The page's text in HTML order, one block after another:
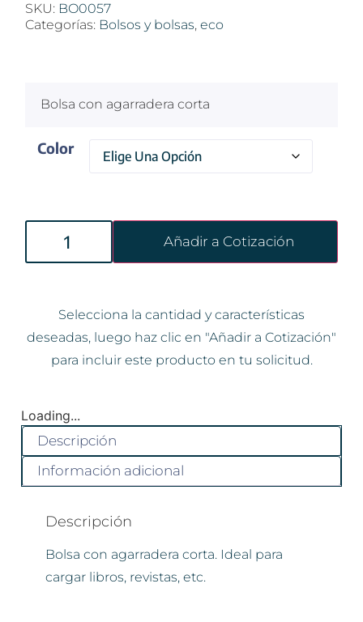
SKU: BO0057
Categorías: Bolsos y bolsas, eco
Bolsa con agarradera corta
Color
Añadir a Cotización
Selecciona la cantidad y características
deseadas, luego haz clic en "Añadir a Cotización"
para incluir este producto en tu solicitud.
Loading...
Descripción
Información adicional
Descripción
Bolsa con agarradera corta. Ideal para
cargar libros, revistas, etc.